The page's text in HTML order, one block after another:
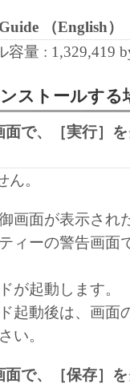
づいて「本ソフ
して、「本ソフ
る場合を除き、
契約書によって
ありません。
譲渡、販売、
り、第三者に「
きません。
ェア」の全部
逆アセンブル、
とはできません
なりません。
（English）
容量 : 1,329,419
ストールする
で、［実行］
。
画面が表示され
ィーの警告画面
が起動します。
起動後は、画面
い。
で、［保存］